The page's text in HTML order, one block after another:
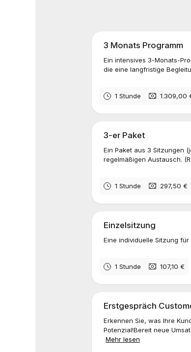
3 Monats Programm
Ein intensives 3-Monats-
die eine langfristige
1 Stunde 1.309,00
3-er Paket
Ein Paket aus 3 Sitzungen
regelmäßigen Austausch.
1 Stunde 297,50 €
Einzelsitzung
Eine individuelle Sitzung
1 Stunde 107,10 €
Erstgespräch
Erkennen Sie, was Ihre
Potenzial!Bereit neue
Mehr lesen